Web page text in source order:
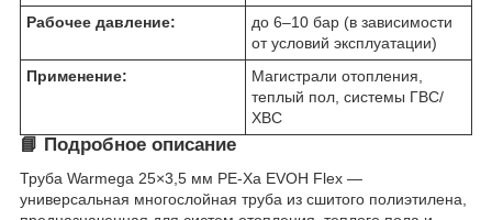
Рабочее давление:
до 6–10 бар (в зависимости
от условий эксплуатации)
Применение:
Магистрали отопления,
теплый пол, системы ГВС/
ХВС
📘 Подробное описание
Труба Warmega 25×3,5 мм PE-Xa EVOH Flex —
универсальная многослойная труба из сшитого полиэтилена,